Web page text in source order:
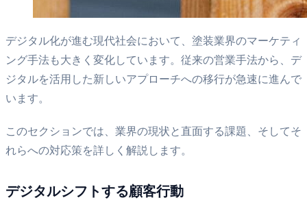
デジタル化が進む現代社会において、塗装業界のマーケティ
ング手法も大きく変化しています。従来の営業手法から、デ
ジタルを活用した新しいアプローチへの移行が急速に進んで
います。
このセクションでは、業界の現状と直面する課題、そしてそ
れらへの対応策を詳しく解説します。
デジタルシフトする顧客行動